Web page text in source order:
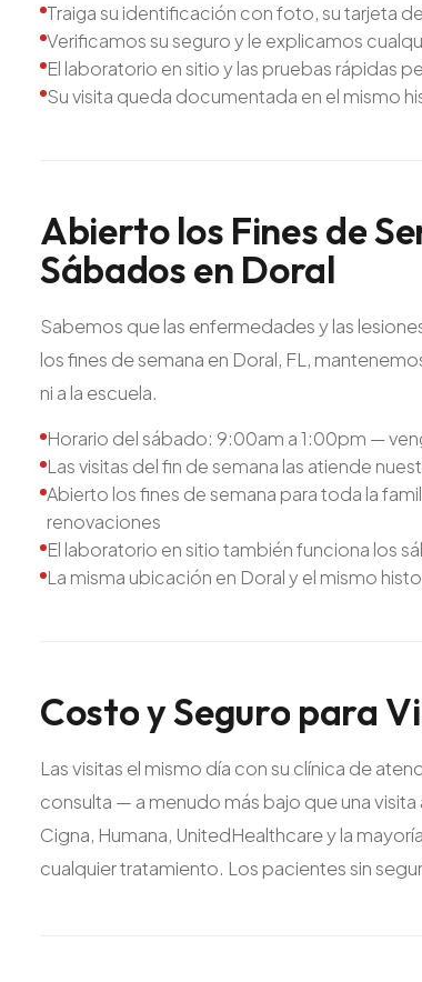
Traiga su identificación con foto, su tarjeta
Verificamos su seguro y le explicamos
El laboratorio en sitio y las pruebas rápidas
Su visita queda documentada en el mismo
Abiertolos Finesde
Sábadosen Doral
Sabemos que las enfermedades y las
los fines de semana en Doral, FL,
ni a la escuela.
Horario del sábado: 9:00am a 1:00pm —
Las visitas del fin de semana las atiende
Abierto los fines de semana para toda la
renovaciones
El laboratorio en sitio también funciona los
La misma ubicación en Doral y el mismo
CostoySeguro para
Las visitas el mismo día con su clínica de
consulta — a menudo más bajo que una
Cigna, Humana, UnitedHealthcare y la
cualquier tratamiento. Los pacientes sin